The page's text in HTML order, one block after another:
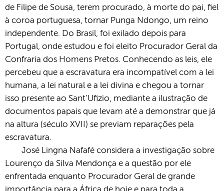
de Filipe de Sousa, terem procurado, à morte do pai, fiel
à coroa portuguesa, tornar Punga Ndongo, um reino
independente. Do Brasil, foi exilado depois para
Portugal, onde estudou e foi eleito Procurador Geral da
Confraria dos Homens Pretos. Conhecendo as leis, ele
percebeu que a escravatura era incompatível com a lei
humana, a lei natural e a lei divina e chegou a tornar
isso presente ao Sant’Ufizio, mediante a ilustração de
documentos papais que levam até a demonstrar que já
na altura (século XVII) se previam reparações pela
escravatura.
José Lingna Nafafé considera a investigação sobre
Lourenço da Silva Mendonça e a questão por ele
enfrentada enquanto Procurador Geral de grande